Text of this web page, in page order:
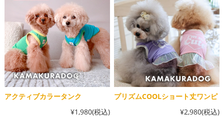
アクティブカラータンク
¥1,980(税込)
プリズムCOOLショート丈ワンピ
¥2,980(税込)